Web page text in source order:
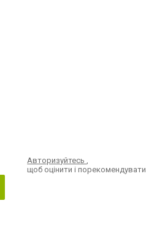
Авторизуйтесь,
щоб оцінити і порекомендувати